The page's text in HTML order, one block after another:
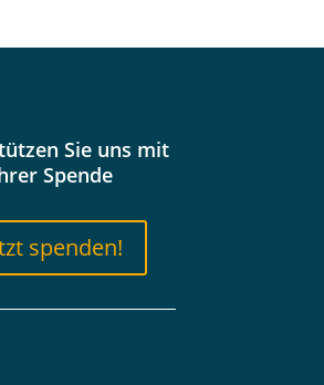
Sie uns mit
Spende
spenden!